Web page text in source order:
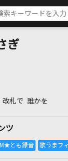
ぎ
札で 誰かを
ツ